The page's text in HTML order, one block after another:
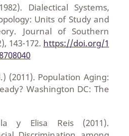
Dialectical Systems,
Units of Study and
Journal of Southern
143-172. https://doi.org/1
(2011). Population Aging:
Washington DC: The
y Elisa Reis (2011).